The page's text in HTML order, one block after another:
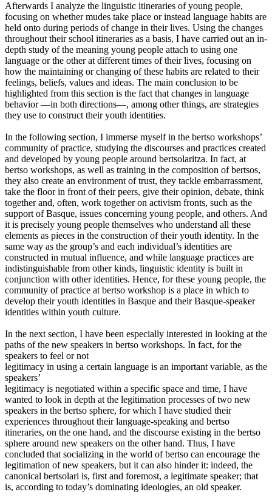
Afterwards I analyze the linguistic itineraries of young people,
focusing on whether mudes take place or instead language habits are
held onto during periods of change in their lives. Using the changes
throughout their school itineraries as a basis, I have carried out an in-
depth study of the meaning young people attach to using one
language or the other at different times of their lives, focusing on
how the maintaining or changing of these habits are related to their
feelings, beliefs, values and ideas. The main conclusion to be
highlighted from this section is the fact that changes in language
behavior —in both directions—, among other things, are strategies
they use to construct their youth identities.
In the following section, I immerse myself in the bertso workshops’
community of practice, studying the discourses and practices created
and developed by young people around bertsolaritza. In fact, at
bertso workshops, as well as training in the composition of bertsos,
they also create an environment of trust, they tackle embarrassment,
take the floor in front of their peers, give their opinion, debate, think
together and, often, work together on activism fronts, such as the
support of Basque, issues concerning young people, and others. And
it is precisely young people themselves who understand all these
elements as pieces in the construction of their youth identity. In the
same way as the group’s and each individual’s identities are
constructed in mutual influence, and while language practices are
indistinguishable from other kinds, linguistic identity is built in
conjunction with other identities. Hence, for these young people, the
community of practice at bertso workshop is a place in which to
develop their youth identities in Basque and their Basque-speaker
identities within youth culture.
In the next section, I have been especially interested in looking at the
paths of the new speakers in bertso workshops. In fact, for the
speakers to feel or not
legitimacy in using a certain language is an important variable, as the
speakers’
legitimacy is negotiated within a specific space and time, I have
wanted to look in depth at the legitimation processes of two new
speakers in the bertso sphere, for which I have studied their
experiences throughout their language-speaking and bertso
itineraries, on the one hand, and the discourse existing in the bertso
sphere around new speakers on the other hand. Thus, I have
concluded that socializing in the world of bertso can encourage the
legitimation of new speakers, but it can also hinder it: indeed, the
canonical bertsolari is, first and foremost, a legitimate speaker; that
is, according to today’s dominating ideologies, an old speaker.